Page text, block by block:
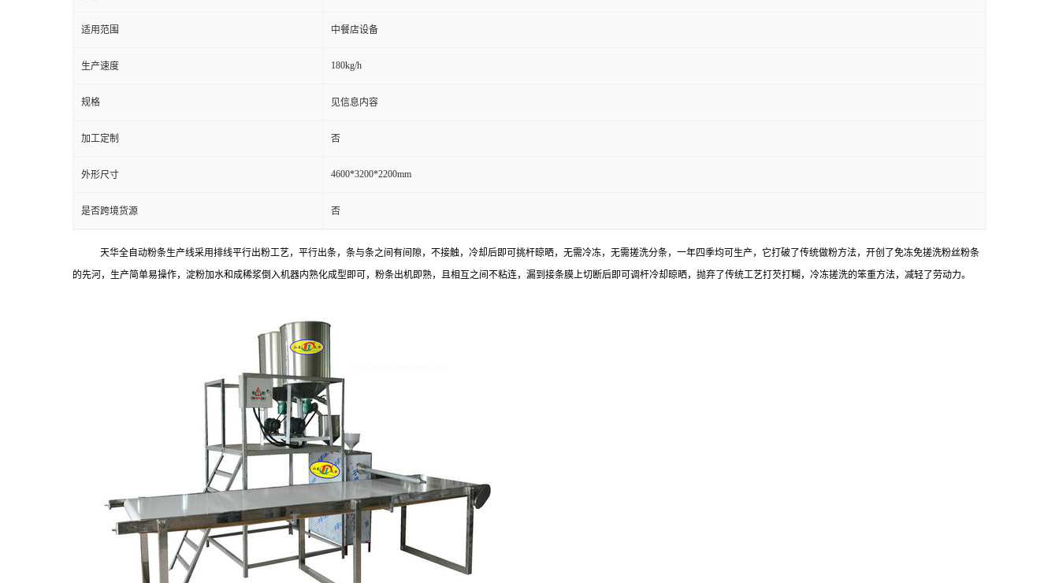
适用范围 中餐店设备
生产速度 180kg/h
规格 见信息内容
加工定制 否
外形尺寸 4600*3200*2200mm
是否跨境货源 否
天华全自动粉条生产线采用排线平行出粉工艺，平行出条，条与条之间有间隙，不接触，冷却后即可挑杆晾晒，无需冷冻，无需搓洗分条，一年四季均可生产，它打破了传统做粉方法，开创了免冻免搓洗粉丝粉条
的先河，生产简单易操作，淀粉加水和成稀浆倒入机器内熟化成型即可，粉条出机即熟，且相互之间不粘连，漏到接条膜上切断后即可调杆冷却晾晒，抛弃了传统工艺打芡打糊，冷冻搓洗的笨重方法，减轻了劳动力。